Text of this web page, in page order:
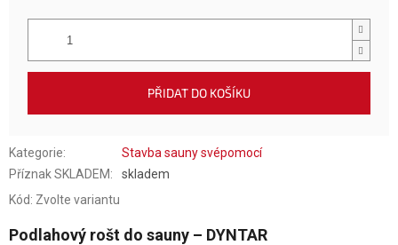
PŘIDAT DO KOŠÍKU
Kategorie:
Stavba sauny svépomocí
Příznak SKLADEM:
skladem
Kód: Zvolte variantu
Podlahový rošt do sauny – DYNTAR